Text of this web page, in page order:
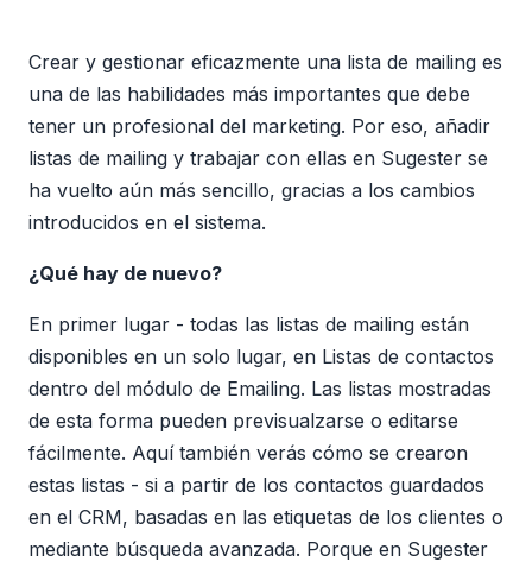
Crear y gestionar eficazmente una lista de mailing es
una de las habilidades más importantes que debe
tener un profesional del marketing. Por eso, añadir
listas de mailing y trabajar con ellas en Sugester se
ha vuelto aún más sencillo, gracias a los cambios
introducidos en el sistema.
¿Qué hay de nuevo?
En primer lugar - todas las listas de mailing están
disponibles en un solo lugar, en Listas de contactos
dentro del módulo de Emailing. Las listas mostradas
de esta forma pueden previsualzarse o editarse
fácilmente. Aquí también verás cómo se crearon
estas listas - si a partir de los contactos guardados
en el CRM, basadas en las etiquetas de los clientes o
mediante búsqueda avanzada. Porque en Sugester